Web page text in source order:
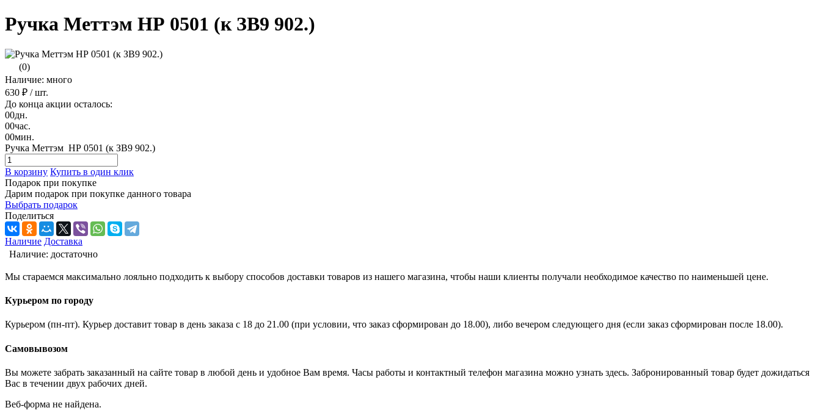
Ручка Меттэм НР 0501 (к ЗВ9 902.)
(0)
Наличие: много
630 ₽ / шт.
До конца акции осталось:
00дн.
00час.
00мин.
Ручка Меттэм НР 0501 (к ЗВ9 902.)
В корзину Купить в один клик
Подарок при покупке
Дарим подарок при покупке данного товара
Выбрать подарок
Поделиться
Наличие Доставка
Наличие: достаточно
Мы стараемся максимально лояльно подходить к выбору способов доставки товаров из нашего магазина, чтобы наши клиенты получали необходимое качество по наименьшей цене.
Курьером по городу
Курьером (пн-пт). Курьер доставит товар в день заказа с 18 до 21.00 (при условии, что заказ сформирован до 18.00), либо вечером следующего дня (если заказ сформирован после 18.00).
Самовывозом
Вы можете забрать заказанный на сайте товар в любой день и удобное Вам время. Часы работы и контактный телефон магазина можно узнать здесь. Забронированный товар будет дожидаться
Вас в течении двух рабочих дней.
Веб-форма не найдена.